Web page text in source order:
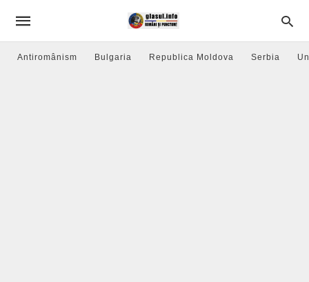
Antiromânism Bulgaria Republica Moldova Serbia